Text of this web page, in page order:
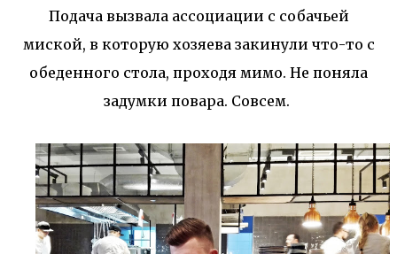
Подача вызвала ассоциации с собачьей
миской, в которую хозяева закинули что-то с
обеденного стола, проходя мимо. Не поняла
задумки повара. Совсем.